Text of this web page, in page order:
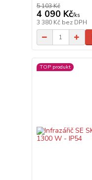
5 103 Kč
4 090 Kč/ks
3 380 Kč bez DPH
TOP produkt